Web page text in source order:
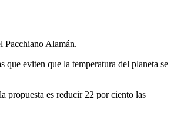
Pacchiano Alamán.
eviten que la temperatura del planeta se
propuesta es reducir 22 por ciento las